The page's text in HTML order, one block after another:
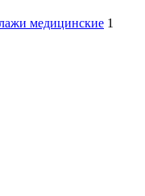
медицинские 1